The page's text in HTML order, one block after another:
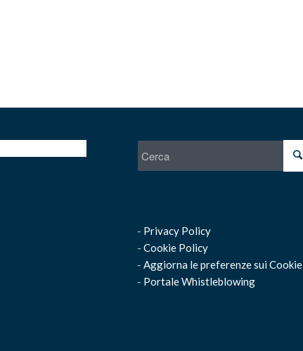
- Privacy Policy
-Cookie Policy
-Aggiorna le preferenze sui Cookie
- Portale Whistleblowing